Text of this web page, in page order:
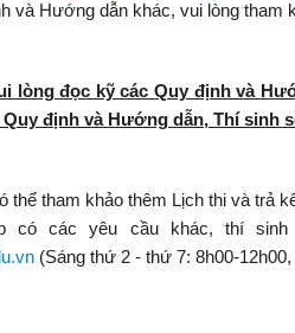
và Hướng dẫn khác, vui lòng tham
lòng đọc kỹ các Quy định và
định và Hướng dẫn, Thí sinh
thể tham khảo thêm Lịch thi và trả
có các yêu cầu khác, thí
(Sáng thứ 2 - thứ 7: 8h00-